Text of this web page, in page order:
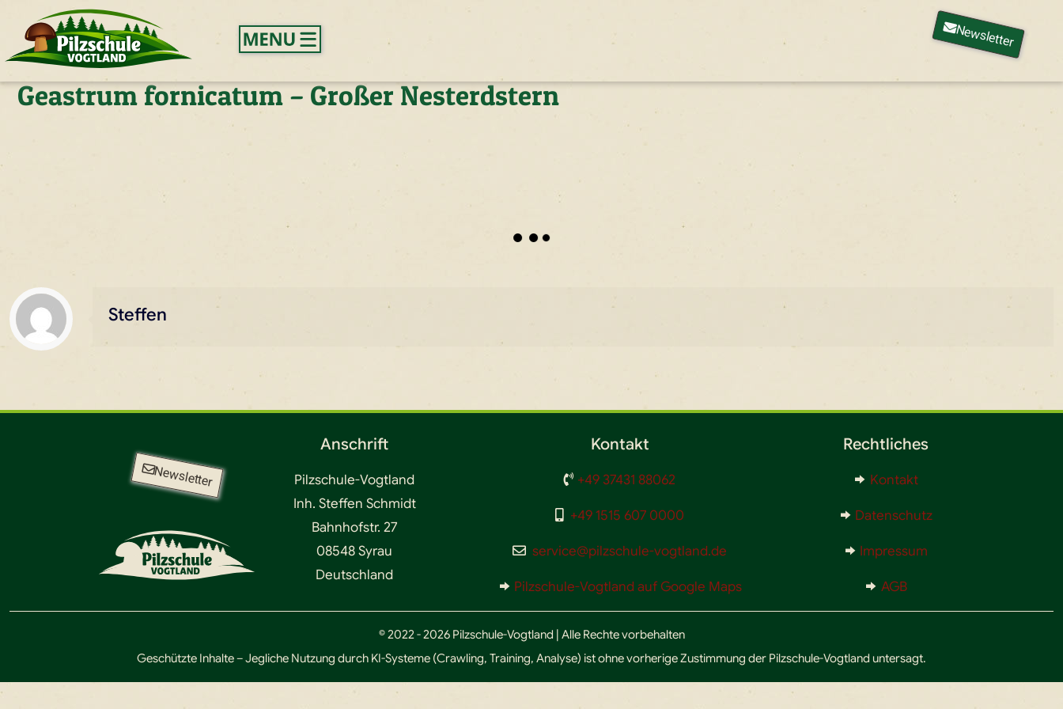
Newsletter
Geastrum fornicatum – Großer Nesterdstern
Steffen
Newsletter
Anschrift
Pilzschule-Vogtland
Inh. Steffen Schmidt
Bahnhofstr. 27
08548 Syrau
Deutschland
Kontakt
+49 37431 88062
+49 1515 607 0000
service@pilzschule-vogtland.de
Pilzschule-Vogtland auf Google Maps
Rechtliches
Kontakt
Datenschutz
Impressum
AGB
© 2022 - 2026 Pilzschule-Vogtland | Alle Rechte vorbehalten
Geschützte Inhalte – Jegliche Nutzung durch KI-Systeme (Crawling, Training, Analyse) ist ohne vorherige Zustimmung der Pilzschule-Vogtland untersagt.